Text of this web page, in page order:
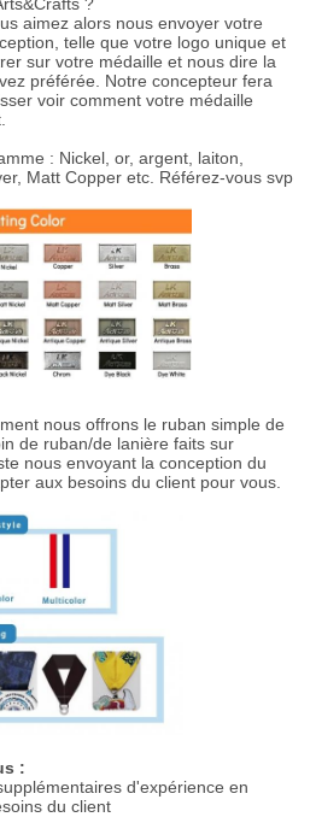
?
aimez alors nous envoyer votre
telle que votre logo unique et
sur votre médaille et nous dire la
préférée. Notre concepteur fera
voir comment votre médaille
: Nickel, or, argent, laiton,
Matt Copper etc. Référez-vous svp
nous offrons le ruban simple de
de ruban/de lanière faits sur
nous envoyant la conception du
aux besoins du client pour vous.
:
d'expérience en
du client